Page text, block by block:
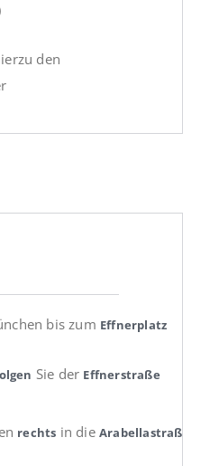
den
bis zum Effnerplatz
Sie der Effnerstraße
rechts in dieArabellastraße